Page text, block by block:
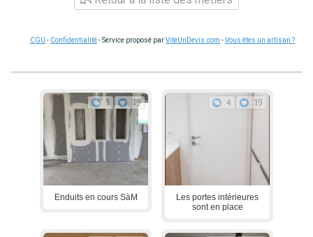
CGU - Confidentialité- Service proposé parViteUnDevis.com -Vous êtes un artisan ?
1 19
Enduits en cours SàM
4 19
Les portes intérieures
sont en place